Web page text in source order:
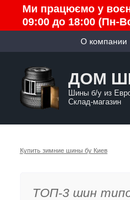
Ми працюємо у
09:00 до 18:00 (Пн-
О компании
ДОМ
Шины б/у из
Склад-магазин
Купить зимние шины бу Киев
ТОП-3 шин